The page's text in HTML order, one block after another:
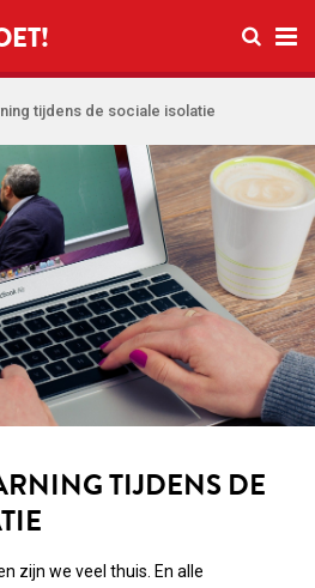
Open
tijdens de sociale isolatie
TIJDENS DE
zijn we veel thuis. En alle